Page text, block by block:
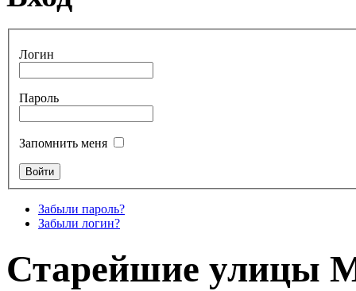
Логин
Пароль
Запомнить меня
Забыли пароль?
Забыли логин?
Старейшие улицы